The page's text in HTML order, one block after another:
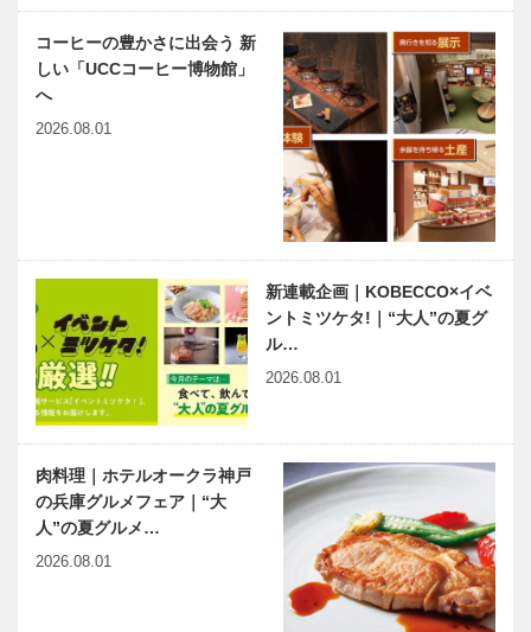
コーヒーの豊かさに出会う 新
しい「UCCコーヒー博物館」
へ
2026.08.01
新連載企画｜KOBECCO×イベ
ントミツケタ!｜“大人”の夏グ
ル…
2026.08.01
肉料理｜ホテルオークラ神戸
の兵庫グルメフェア｜“大
人”の夏グルメ…
2026.08.01